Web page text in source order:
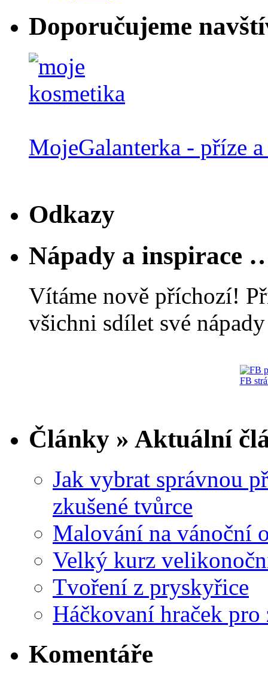
Doporučujeme
MojeGalanterka - příze
Odkazy
Nápady a inspirace
Vítáme nově příchozí!
všichni sdílet své
FB
Články » Aktuální
Jak vybrat správnou
zkušené tvůrce
Malování na vánoční
Velký kurz
Tvoření z pryskyřice
Háčkovaní hraček pro
Komentáře